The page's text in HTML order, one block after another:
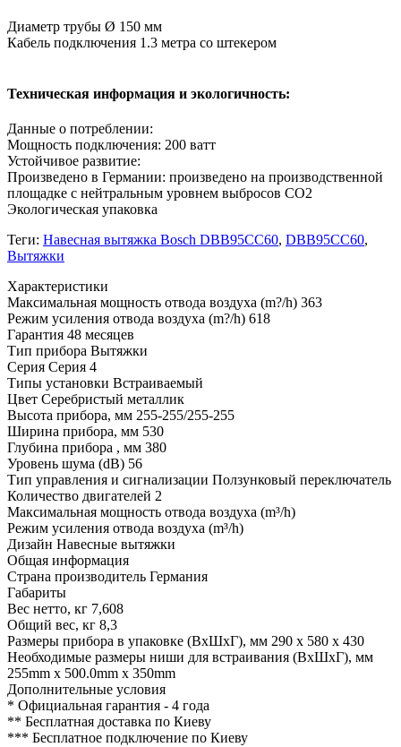
Диаметр трубы Ø 150 мм
Кабель подключения 1.3 метра со штекером
Техническая информация и экологичность:
Данные о потреблении:
Мощность подключения: 200 ватт
Устойчивое развитие:
Произведено в Германии: произведено на производственной
площадке с нейтральным уровнем выбросов CO2
Экологическая упаковка
Теги: Навесная вытяжка Bosch DBB95CC60, DBB95CC60,
Вытяжки
Xарактеристики
Максимальная мощность отвода воздуха (m?/h) 363
Режим усиления отвода воздуха (m?/h) 618
Гарантия 48 месяцев
Тип прибора Вытяжки
Серия Серия 4
Типы установки Встраиваемый
Цвет Серебристый металлик
Высота прибора, мм 255-255/255-255
Ширина прибора, мм 530
Глубина прибора , мм 380
Уровень шума (dB) 56
Тип управления и сигнализации Ползунковый переключатель
Количество двигателей 2
Максимальная мощность отвода воздуха (m³/h)
Режим усиления отвода воздуха (m³/h)
Дизайн Навесные вытяжки
Общая информация
Страна производитель Германия
Габариты
Вес нетто, кг 7,608
Общий вес, кг 8,3
Размеры прибора в упаковке (ВхШхГ), мм 290 x 580 x 430
Необходимые размеры ниши для встраивания (ВхШхГ), мм
255mm x 500.0mm x 350mm
Дополнительные условия
* Официальная гарантия - 4 года
** Бесплатная доставка по Киеву
*** Бесплатное подключение по Киеву